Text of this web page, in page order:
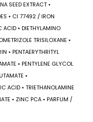
SEED EXTRACT •
• CI 77492 / IRON
• DIETHYLAMINO
TRISILOXANE •
• PENTAERYTHRITYL
• PENTYLENE GLYCOL
•
ACID • TRIETHANOLAMINE
• ZINC PCA • PARFUM /